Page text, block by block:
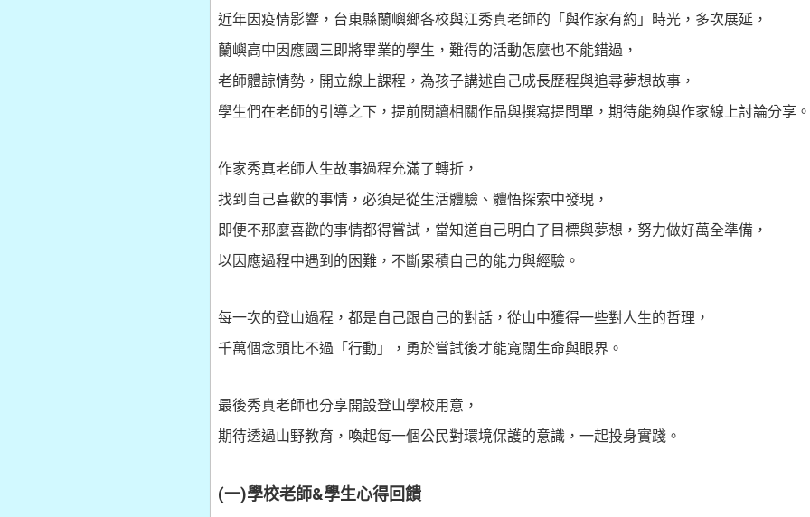
近年因疫情影響，台東縣蘭嶼鄉各校與江秀真老師的「與作家有約」時光，多次展延，
蘭嶼高中因應國三即將畢業的學生，難得的活動怎麼也不能錯過，
老師體諒情勢，開立線上課程，為孩子講述自己成長歷程與追尋夢想故事，
學生們在老師的引導之下，提前閱讀相關作品與撰寫提問單，期待能夠與作家線上討論分享。
作家秀真老師人生故事過程充滿了轉折，
找到自己喜歡的事情，必須是從生活體驗、體悟探索中發現，
即便不那麼喜歡的事情都得嘗試，當知道自己明白了目標與夢想，努力做好萬全準備，
以因應過程中遇到的困難，不斷累積自己的能力與經驗。
每一次的登山過程，都是自己跟自己的對話，從山中獲得一些對人生的哲理，
千萬個念頭比不過「行動」，勇於嘗試後才能寬闊生命與眼界。
最後秀真老師也分享開設登山學校用意，
期待透過山野教育，喚起每一個公民對環境保護的意識，一起投身實踐。
(一)學校老師&學生心得回饋